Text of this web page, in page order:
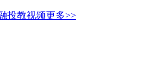
投教视频更多>>